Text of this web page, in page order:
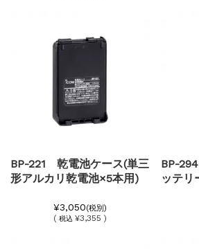
BP-221 乾電池ケース(単三
形アルカリ乾電池×5本用)
¥3,050(税別)
( 税込 ¥3,355 )
BP-
ッテリ